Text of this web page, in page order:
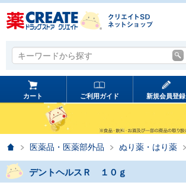
キーワードから探す
キーワードから探す
カート ご利用ガイド 新規会員登録
ホーム医薬品・医薬部外品 ぬり薬・はり薬
デントヘルスＲ １０ｇ